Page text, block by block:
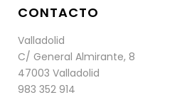
CONTACTO
Valladolid
C/ General Almirante, 8
47003 Valladolid
983 352 914